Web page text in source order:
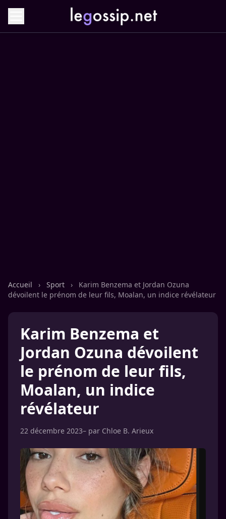
Accueil › Sport ›
Karim Benzema et Jordan Ozuna
dévoilent le prénom de leur fils, Moalan, un indice révélateur
Karim Benzema et
Jordan Ozuna dévoilent
le prénom de leur fils,
Moalan, un indice
révélateur
22 décembre 2023– par Chloe B. Arieux